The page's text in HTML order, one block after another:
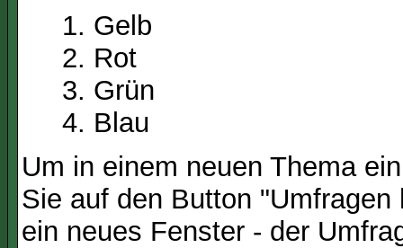
Gelb
Rot
Grün
Blau
Um in einem neuen Thema
Sie auf den Button
ein neues Fenster - der